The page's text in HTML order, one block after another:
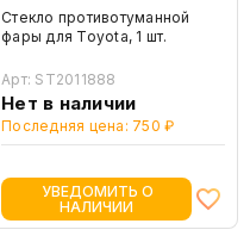
Стекло противотуманной
фары для Toyota, 1 шт.
Арт: ST2011888
Нет в наличии
Последняя цена: 750 ₽
УВЕДОМИТЬ О
НАЛИЧИИ